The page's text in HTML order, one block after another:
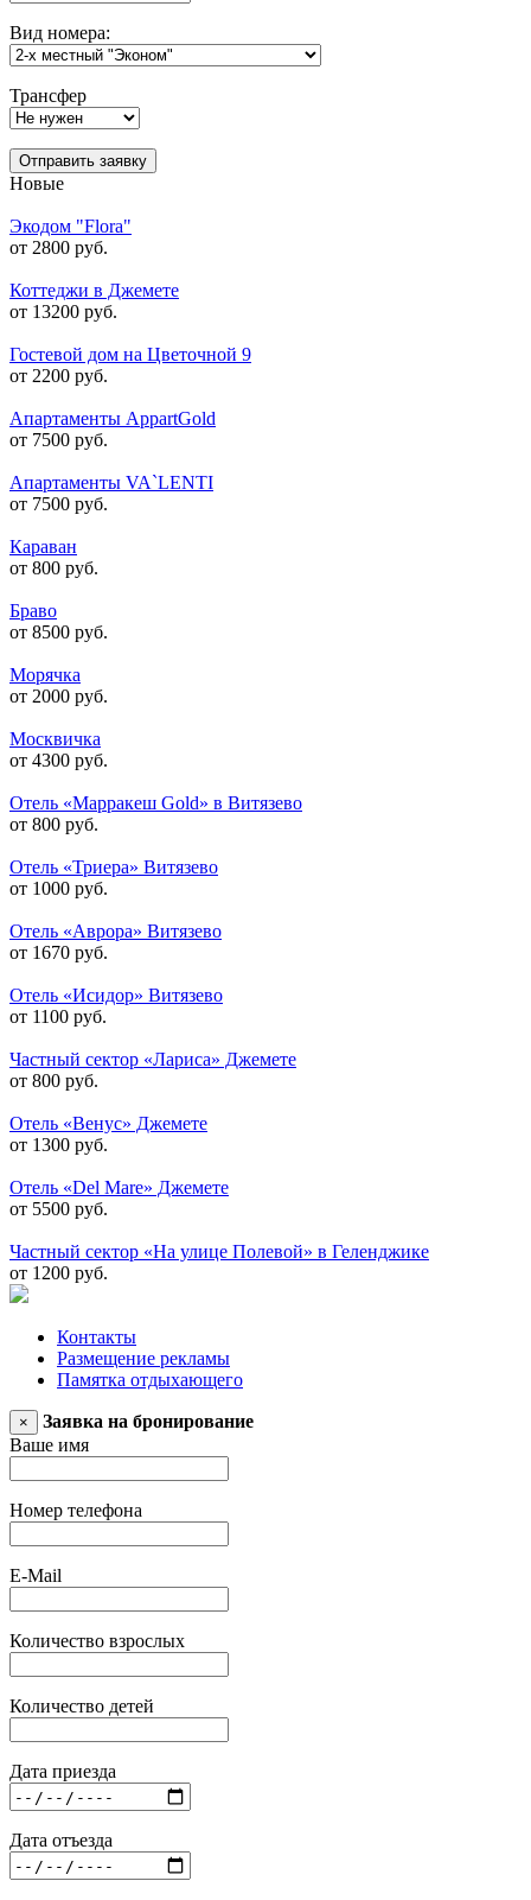
Вид номера:
Трансфер
Отправить заявку
Новые
Экодом "Flora"
от 2800 руб.
Коттеджи в Джемете
от 13200 руб.
Гостевой дом на Цветочной 9
от 2200 руб.
Апартаменты AppartGold
от 7500 руб.
Апартаменты VA`LENTI
от 7500 руб.
Караван
от 800 руб.
Браво
от 8500 руб.
Морячка
от 2000 руб.
Москвичка
от 4300 руб.
Отель «Марракеш Gold» в Витязево
от 800 руб.
Отель «Триера» Витязево
от 1000 руб.
Отель «Аврора» Витязево
от 1670 руб.
Отель «Исидор» Витязево
от 1100 руб.
Частный сектор «Лариса» Джемете
от 800 руб.
Отель «Венус» Джемете
от 1300 руб.
Отель «Del Mare» Джемете
от 5500 руб.
Частный сектор «На улице Полевой» в Геленджике
от 1200 руб.
Контакты
Размещение рекламы
Памятка отдыхающего
×
Заявка на бронирование
Ваше имя
Номер телефона
E-Mail
Количество взрослых
Количество детей
Дата приезда
Дата отъезда